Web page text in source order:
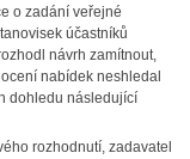
o zadání veřejné
účastníků
návrh zamítnout,
nabídek neshledal
dohledu následující
rozhodnutí, zadavatel